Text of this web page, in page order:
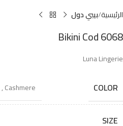
الرئيسية بيبي دول
Bikini Cod 6068
Luna Lingerie
COLOR
,Cashmere
SIZE